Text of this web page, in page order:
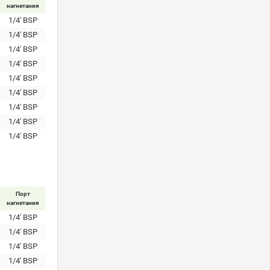
нагнетания
1/4' BSP
1/4' BSP
1/4' BSP
1/4' BSP
1/4' BSP
1/4' BSP
1/4' BSP
1/4' BSP
1/4' BSP
Порт
нагнетания
1/4' BSP
1/4' BSP
1/4' BSP
1/4' BSP